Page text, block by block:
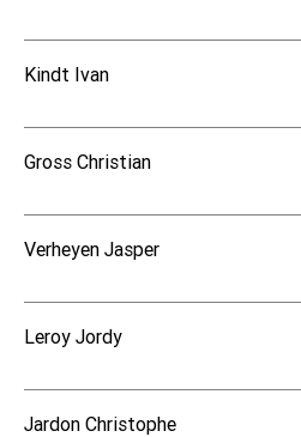
Kindt Ivan
Gross Christian
Verheyen Jasper
Leroy Jordy
Jardon Christophe